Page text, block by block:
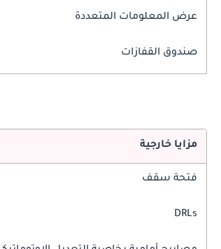
عرض المعلومات المتعددة
صندوق القفازات
مزايا خارجية
فتحة سقف
DRLs